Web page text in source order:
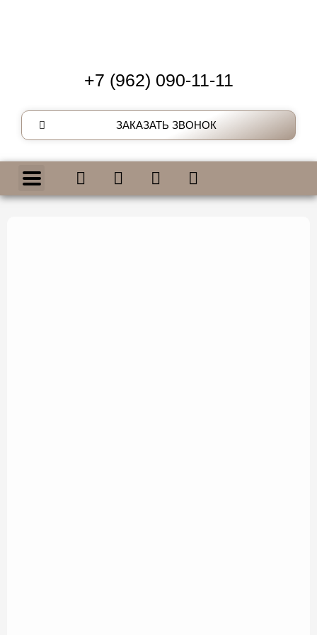
+7 (962) 090-11-11
ЗАКАЗАТЬ ЗВОНОК